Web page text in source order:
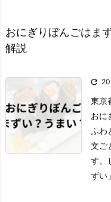
おにぎりぼんごはま
解説

東京
おに
ふわ
文ご
す。
ずい